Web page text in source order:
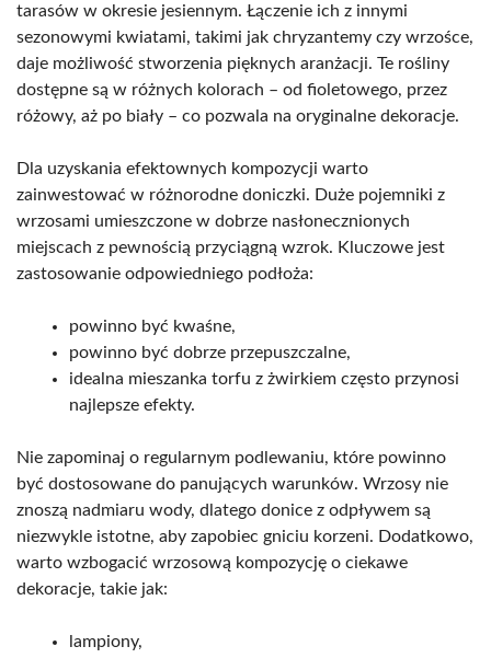
tarasów w okresie jesiennym. Łączenie ich z innymi
sezonowymi kwiatami, takimi jak chryzantemy czy wrzośce,
daje możliwość stworzenia pięknych aranżacji. Te rośliny
dostępne są w różnych kolorach – od fioletowego, przez
różowy, aż po biały – co pozwala na oryginalne dekoracje.
Dla uzyskania efektownych kompozycji warto
zainwestować w różnorodne doniczki. Duże pojemniki z
wrzosami umieszczone w dobrze nasłonecznionych
miejscach z pewnością przyciągną wzrok. Kluczowe jest
zastosowanie odpowiedniego podłoża:
powinno być kwaśne,
powinno być dobrze przepuszczalne,
idealna mieszanka torfu z żwirkiem często przynosi
najlepsze efekty.
Nie zapominaj o regularnym podlewaniu, które powinno
być dostosowane do panujących warunków. Wrzosy nie
znoszą nadmiaru wody, dlatego donice z odpływem są
niezwykle istotne, aby zapobiec gniciu korzeni. Dodatkowo,
warto wzbogacić wrzosową kompozycję o ciekawe
dekoracje, takie jak:
lampiony,